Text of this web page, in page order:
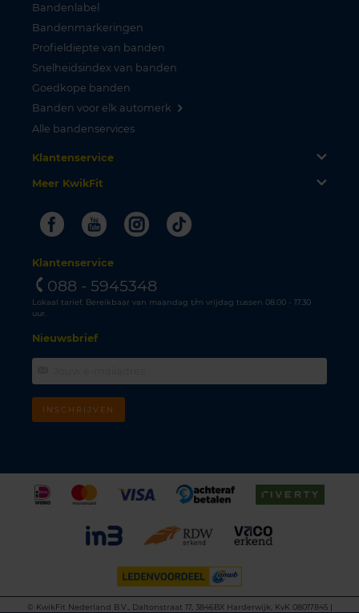
Bandenlabel
Bandenmarkeringen
Profieldiepte van banden
Snelheidsindex van banden
Goedkope banden
Banden voor elk automerk
Alle bandenservices
Klantenservice
Meer KwikFit
FacebookYoutubeInstagram
Tiktok
Klantenservice
088 - 5945348
Lokaal tarief. Bereikbaar van maandag t/m vrijdag tussen 08.00 - 17.30
uur.
Nieuwsbrief
INSCHRIJVEN
© KwikFit Nederland B.V., Daltonstraat 17, 3846BX Harderwijk, KvK 08017845 |